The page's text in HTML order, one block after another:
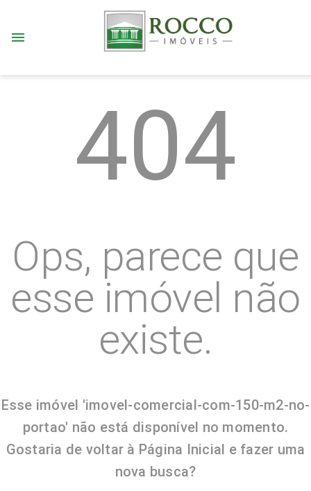
menu
404
Ops, parece que
esse imóvel não
existe.
Esse imóvel 'imovel-comercial-com-150-m2-no-
portao' não está disponível no momento.
Gostaria de voltar à Página Inicial e fazer uma
nova busca?